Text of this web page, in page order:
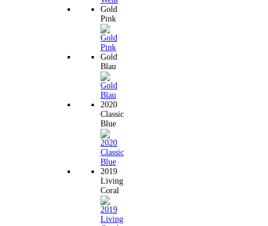
Gold
Pink
Gold
Blau
2020
Classic
Blue
2019
Living
Coral